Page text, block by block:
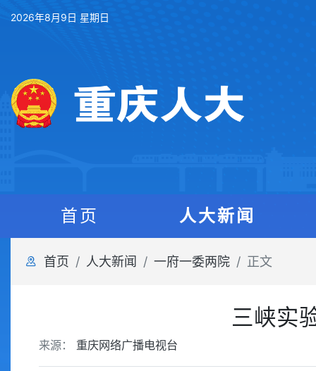
2026年8月9日 星期日
首页 人大新闻
首页 人大新闻 一府一委两院 正文
三峡实
来源： 重庆网络广播电视台